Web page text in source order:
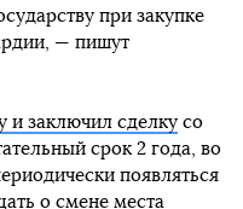
при закупке
— пишут
и заключил сделку со
срок 2 года, во
появляться
о смене места